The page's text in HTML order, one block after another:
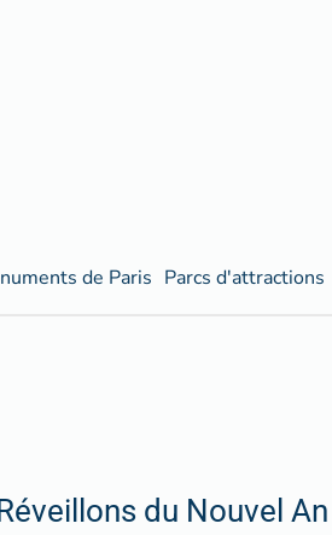
de Paris Parcs d'attractions
du Nouvel